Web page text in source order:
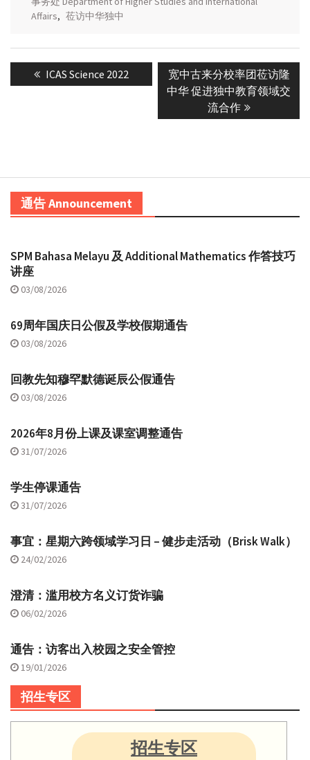
Affairs, 莅访中华独中
Post
navigation
Previous
post:
ICAS Science 2022
Next
post:
宽中古来分校率团莅访隆
中华 促进独中教育领域交
流合作
通告 Announcement
SPM Bahasa Melayu 及 Additional Mathematics 作答技巧
讲座
03/08/2026
69周年国庆日公假及学校假期通告
03/08/2026
回教先知穆罕默德诞辰公假通告
03/08/2026
2026年8月份上课及课室调整通告
31/07/2026
学生停课通告
31/07/2026
事宜：星期六跨领域学习日 – 健步走活动（Brisk Walk）
24/02/2026
澄清：滥用校方名义订货诈骗
06/02/2026
通告：访客出入校园之安全管控
19/01/2026
招生专区
招生专区